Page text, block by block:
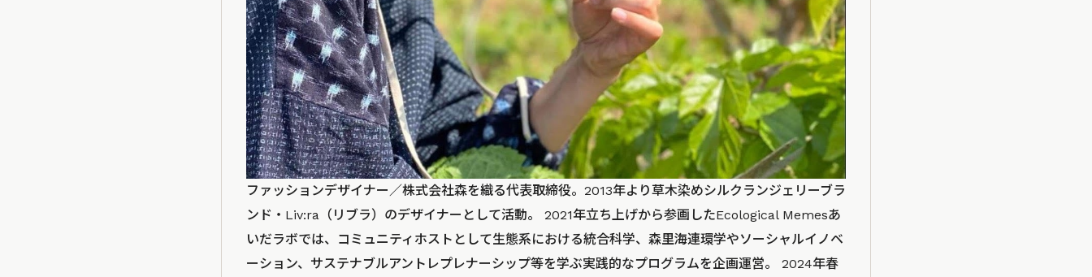
ファッションデザイナー／株式会社森を織る代表取締役。2013年より草木染めシルクランジェリーブラ
ンド・Liv:ra（リブラ）のデザイナーとして活動。 2021年立ち上げから参画したEcological Memesあ
いだラボでは、コミュニティホストとして生態系における統合科学、森里海連環学やソーシャルイノベ
ーション、サステナブルアントレプレナーシップ等を学ぶ実践的なプログラムを企画運営。 2024年春